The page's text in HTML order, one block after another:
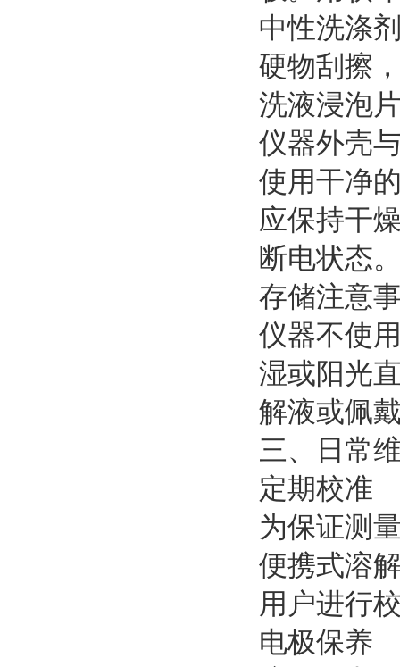
中性洗涤
硬物刮擦
洗液浸泡
仪器外壳
使用干净
应保持干
断电状态
存储注意
仪器不使
湿或阳光
解液或佩
三、日常
定期校准
为保证测
便携式溶
用户进行
电极保养